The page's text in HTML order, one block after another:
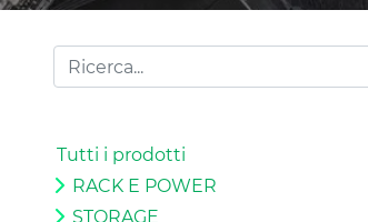
Tutti i prodotti
RACK E POWER
STORAGE